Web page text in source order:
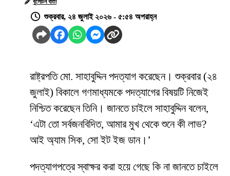
বুলেটিন বার্তা
শুক্রবার, ২৪ জুলাই ২০২৬ - ৫:৫৪ অপরাহ্ন
রাষ্ট্রপতি মো. সাহাবুদ্দিন পদত্যাগ করেছেন। শুক্রবার (২৪
জুলাই) বিকালে গণমাধ্যমকে পদত্যাগের বিষয়টি নিজেই
নিশ্চিত করেছেন তিনি। জানতে চাইলে সাহাবুদ্দিন বলেন,
‘এটা তো সর্বজনবিদিত, আমার মুখ থেকে শুনে কী লাভ?
আই অ্যাম সিক, সো ইট ইজ ডান।’
পদত্যাগপত্রে স্বাক্ষর করা হয়ে গেছে কি না জানতে চাইলে